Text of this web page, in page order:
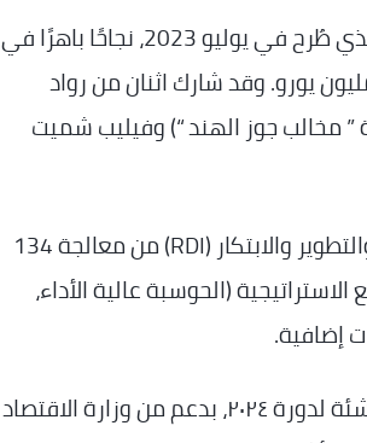
من بين هذه الإجراءات الرائدة، حقق برنامج دعم بدء الأعمال لأول مرة، الذي طُرح في يوليو 2023، نجاحًا باهرًا في
حيث تمت معالجة 305 طلبات وتقديم مساعدات بقيمة 2.3 مليون يورو. وقد شارك اثنان من رواد
” مخالب جوز الهند “) وفيليب شميت
ومن بين مخططات المساعدة التقليدية، مكّن مخطط المساعدة للبحث والتطوير والابتكار (RDI) من معالجة 134
الاستراتيجية (الحوسبة عالية الأداء،
في إطار برنامج “Fit 4 Start” ، الذي أُطلق عام ٢٠١٥، تم اختيار ٢٠ شركة ناشئة لدورة ٢٠٢٤، بدعم من وزارة الاقتصاد